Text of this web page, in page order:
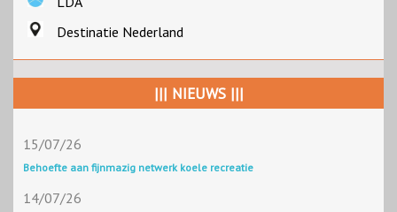
Destinatie Nederland
||| NIEUWS |||
15/07/26
Behoefte aan fijnmazig netwerk koele recreatie
14/07/26